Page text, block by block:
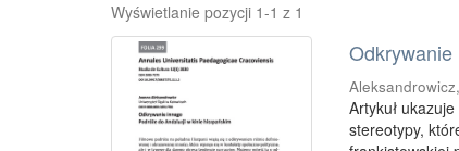
Wyświetlanie pozycji 1-1 z 1
Artykuł
stereotypy,